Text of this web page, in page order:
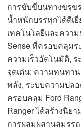
การขับขี่บนทางขรุข
น้ำหนักบรรทุกได้ดีเ
เทคโนโลยีและควา
Sense ที่ครอบคลุม
ความเร็วอัตโนมัติ,
จุดเด่น: ความทนทา
พลัง, ระบบความปล
ครอบคลุม Ford
Ranger ได้สร้างนิย
การผสมผสานสมรร